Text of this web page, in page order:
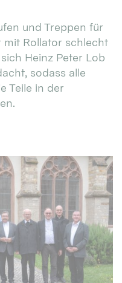
und Treppen für
mit Rollator schlecht
Heinz Peter Lob
sodass alle
Teile in der